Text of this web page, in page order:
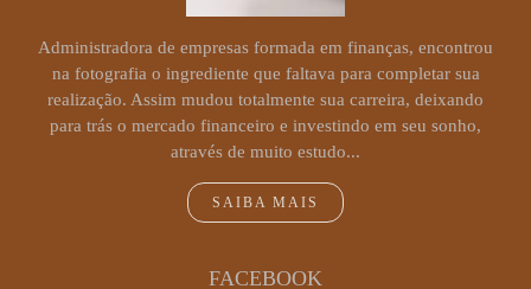
Administradora de empresas formada em finanças, encontrou
na fotografia o ingrediente que faltava para completar sua
realização. Assim mudou totalmente sua carreira, deixando
para trás o mercado financeiro e investindo em seu sonho,
através de muito estudo...
SAIBA MAIS
FACEBOOK